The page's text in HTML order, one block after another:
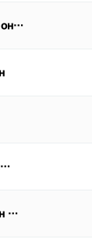
он…
…